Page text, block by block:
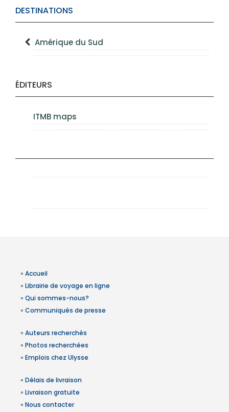
DESTINATIONS
Amérique du Sud
ÉDITEURS
ITMB maps
» Accueil
» Librairie de voyage en ligne
» Qui sommes-nous?
» Communiqués de presse
» Auteurs recherchés
» Photos recherchées
» Emplois chez Ulysse
» Délais de livraison
» Livraison gratuite
» Nous contacter